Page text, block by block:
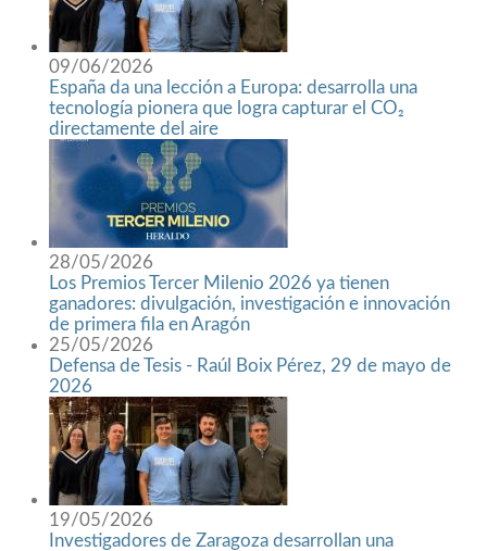
09/06/2026
España da una lección a Europa: desarrolla una
tecnología pionera que logra capturar el CO₂
directamente del aire
28/05/2026
Los Premios Tercer Milenio 2026 ya tienen
ganadores: divulgación, investigación e innovación
de primera fila en Aragón
25/05/2026
Defensa de Tesis - Raúl Boix Pérez, 29 de mayo de
2026
19/05/2026
Investigadores de Zaragoza desarrollan una